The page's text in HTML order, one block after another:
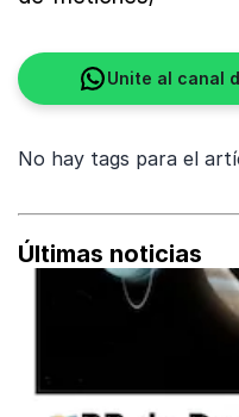
Unite al canal
No hay tags para el
Últimas noticias